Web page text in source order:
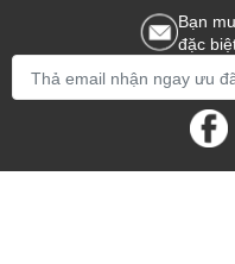
Bạn
đặc